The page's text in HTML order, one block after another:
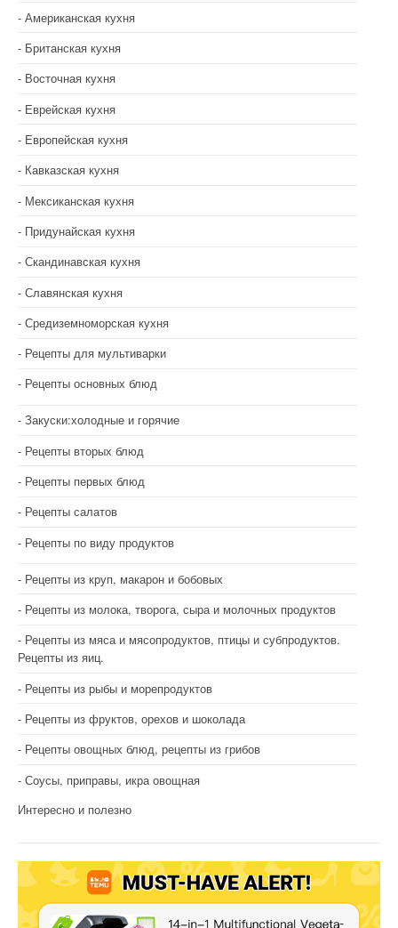
Американская кухня
Британская кухня
Восточная кухня
Еврейская кухня
Европейская кухня
Кавказская кухня
Мексиканская кухня
Придунайская кухня
Скандинавская кухня
Славянская кухня
Средиземноморская кухня
Рецепты для мультиварки
Рецепты основных блюд
Закуски:холодные и горячие
Рецепты вторых блюд
Рецепты первых блюд
Рецепты салатов
Рецепты по виду продуктов
Рецепты из круп, макарон и бобовых
Рецепты из молока, творога, сыра и молочных продуктов
Рецепты из мяса и мясопродуктов, птицы и субпродуктов.
Рецепты из яиц.
Рецепты из рыбы и морепродуктов
Рецепты из фруктов, орехов и шоколада
Рецепты овощных блюд, рецепты из грибов
Соусы, приправы, икра овощная
Интересно и полезно